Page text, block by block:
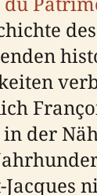
der
Jacques